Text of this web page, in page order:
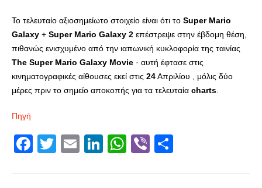
Το τελευταίο αξιοσημείωτο στοιχείο είναι ότι το Super Mario
Galaxy + Super Mario Galaxy 2 επέστρεψε στην έβδομη θέση,
πιθανώς ενισχυμένο από την ιαπωνική κυκλοφορία της ταινίας
The Super Mario Galaxy Movie · αυτή έφτασε στις
κινηματογραφικές αίθουσες εκεί στις 24Απριλίου , μόλις δύο
μέρες πριν το σημείο αποκοπής για τα τελευταία charts
Πηγή
Facebook
Twitter
EmailLinkedIn
WhatsApp
Viber